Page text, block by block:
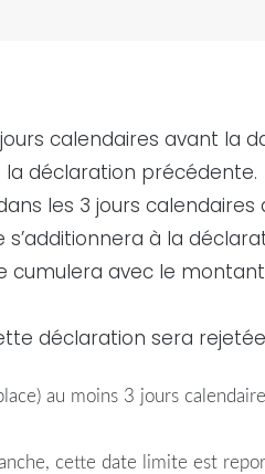
calendaires avant la
ladéclaration précédente.
les 3 jours
s’additionnera à la
cumulera avec le
déclaration sera
au moins 3 jours
cette date limite est